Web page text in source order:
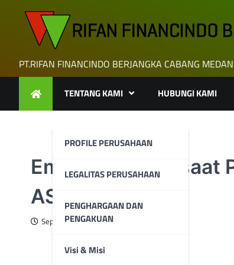
PT.RIFAN FINANCINDO BERJANGKA CABANG MEDAN
TENTANG KAMI
PROFILE PERUSAHAAN
LEGALITAS PERUSAHAAN
PENGHARGAAN DAN
PENGAKUAN
Visi & Misi
HUBUNGI KAMI
Emas Menguat saat
AS
September 3, 2024